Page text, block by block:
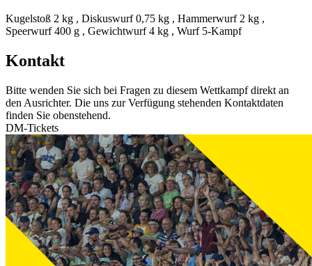
Kugelstoß 2 kg , Diskuswurf 0,75 kg , Hammerwurf 2 kg ,
Speerwurf 400 g , Gewichtwurf 4 kg , Wurf 5-Kampf
Kontakt
Bitte wenden Sie sich bei Fragen zu diesem Wettkampf direkt an
den Ausrichter. Die uns zur Verfügung stehenden Kontaktdaten
finden Sie obenstehend.
DM-Tickets